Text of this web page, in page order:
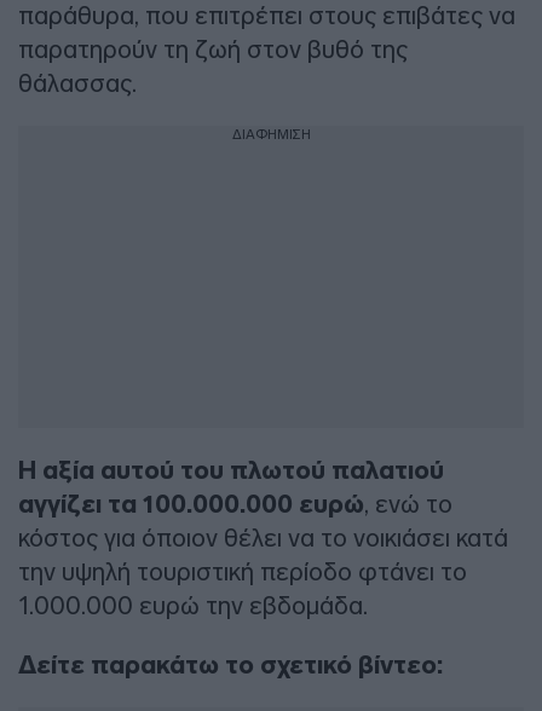
παράθυρα, που επιτρέπει στους επιβάτες να
παρατηρούν τη ζωή στον βυθό της
θάλασσας.
ΔΙΑΦΗΜΙΣΗ
Η αξία αυτού του πλωτού παλατιού
αγγίζει τα 100.000.000 ευρώ, ενώ το
κόστος για όποιον θέλει να το νοικιάσει κατά
την υψηλή τουριστική περίοδο φτάνει το
1.000.000 ευρώ την εβδομάδα.
Δείτε παρακάτω το σχετικό βίντεο: